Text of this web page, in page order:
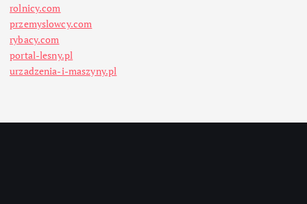
rolnicy.com
przemyslowcy.com
rybacy.com
portal-lesny.pl
urzadzenia-i-maszyny.pl